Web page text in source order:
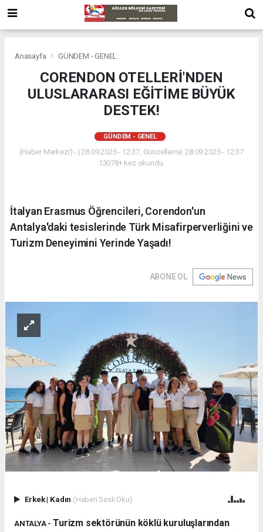
Anasayfa GÜNDEM - GENEL
CORENDON OTELLERİ'NDEN
ULUSLARARASI EĞİTİME BÜYÜK
DESTEK!
GÜNDEM - GENEL
(Haber Merkezi) - | 28.09.2025 - 12:37, Güncelleme: 28.09.2025 - 12:37
13078+ kez okundu.
İtalyan Erasmus Öğrencileri, Corendon'un
Antalya'daki tesislerinde Türk Misafirperverliğini ve
Turizm Deneyimini Yerinde Yaşadı!
ABONE OL
Erkek| Kadın (Haberi Sesli Oku)
ANTALYA - Turizm sektörünün köklü kuruluşlarından